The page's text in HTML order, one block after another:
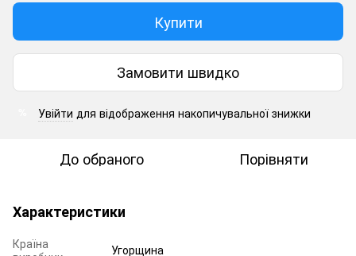
Купити
Замовити швидко
Увійти для відображення накопичувальної знижки
До обраного Порівняти
Характеристики
Країна
Угорщина